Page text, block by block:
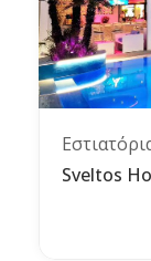
Sveltos